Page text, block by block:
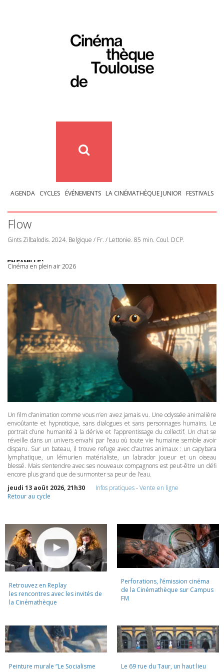
AGENDA CYCLES ÉVÉNEMENTS LA CINÉMATHÈQUE JUNIOR FESTIVALS
Flow
Gints Zilbalodis. 2024. Belgique / Fr. / Lettonie. 85 min. Coul. DCP.
Cinéma en plein air 2026
Un film d’animation comme vous n’en avez jamais vu. Une odyssée animalière
envoûtante et hypnotique, sans dialogues et sans personnages humains. Le
portrait d’une humanité à la dérive et l’apprentissage du collectif. Un chat se
réveille dans un univers envahi par l’eau où toute vie humaine semble avoir
disparu. Sur un bateau, il trouve refuge avec d’autres animaux : un capybara
lymphatique, un lémurien matérialiste, un labrador joueur et un oiseau
blessé. Mais s’entendre avec ses nouveaux compagnons est peut-être un défi
encore plus grand que de surmonter sa peur de l’eau.
jeudi 13 août 2026, 21h30
Infos pratiques-Vente en ligne
Retour au cycle
Retrouvez en Replay
les rencontres avec les invités de
la Cinémathèque
Perforations, l’émission cinéma
de la Cinémathèque sur Campus
FM
Peinture murale “Le Socialisme
Le 69 rue du Taur, un haut lieu